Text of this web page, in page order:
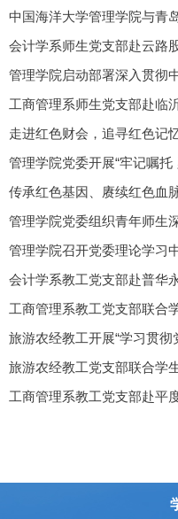
走进红色财会，追寻红色记
管理学院党委开展“牢记嘱托
工商管理系教工党支部联合